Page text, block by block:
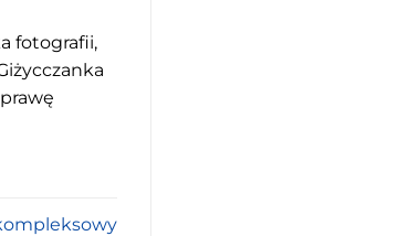
fotografii,